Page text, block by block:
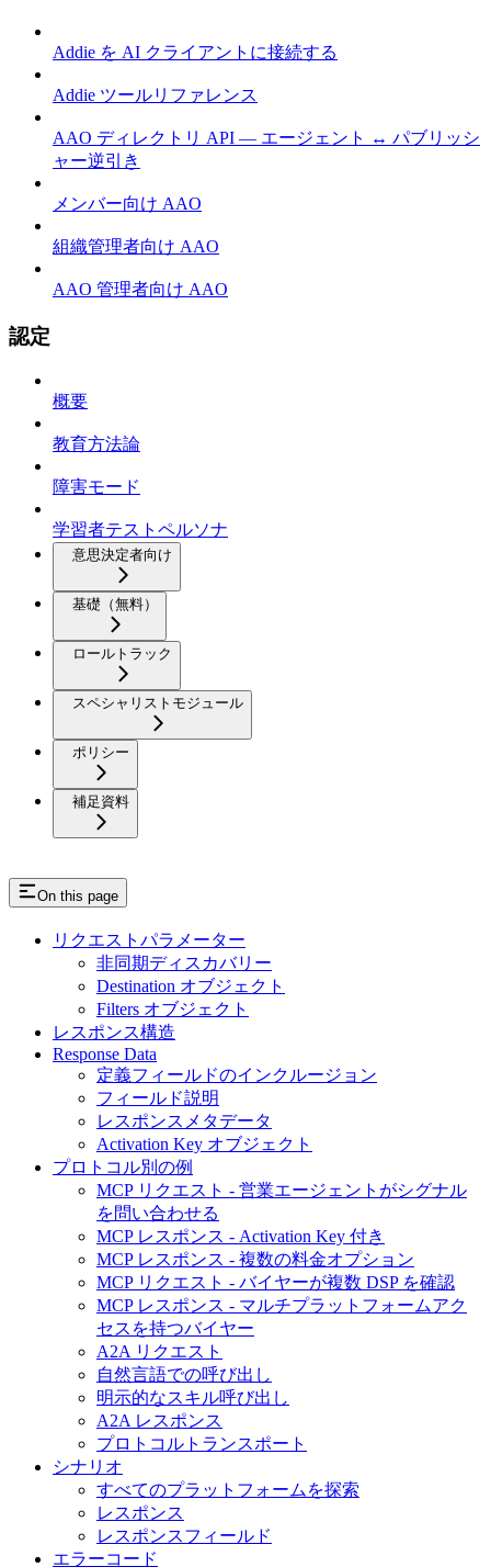
Addie を AI クライアントに接続する
Addie ツールリファレンス
AAO ディレクトリ API — エージェント ↔ パブリッシ
ャー逆引き
メンバー向け AAO
組織管理者向け AAO
AAO 管理者向け AAO
認定
概要
教育方法論
障害モード
学習者テストペルソナ
意思決定者向け
基礎（無料）
ロールトラック
スペシャリストモジュール
ポリシー
補足資料
On this page
リクエストパラメーター
非同期ディスカバリー
Destination オブジェクト
Filters オブジェクト
レスポンス構造
Response Data
定義フィールドのインクルージョン
フィールド説明
レスポンスメタデータ
Activation Key オブジェクト
プロトコル別の例
MCP リクエスト - 営業エージェントがシグナル
を問い合わせる
MCP レスポンス - Activation Key 付き
MCP レスポンス - 複数の料金オプション
MCP リクエスト - バイヤーが複数 DSP を確認
MCP レスポンス - マルチプラットフォームアク
セスを持つバイヤー
A2A リクエスト
自然言語での呼び出し
明示的なスキル呼び出し
A2A レスポンス
プロトコルトランスポート
シナリオ
すべてのプラットフォームを探索
レスポンス
レスポンスフィールド
エラーコード